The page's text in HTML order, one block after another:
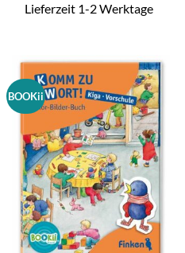
Lieferzeit 1-2 Werktage
BOOKii